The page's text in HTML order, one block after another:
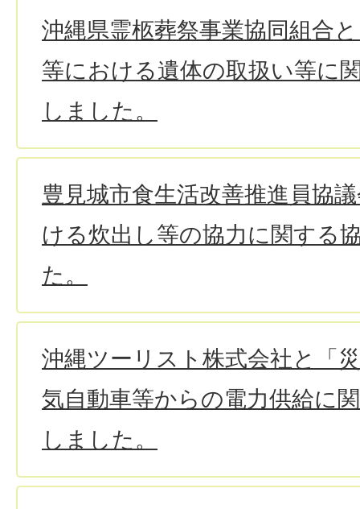
沖縄県霊柩葬祭事業協同組合
等における遺体の取扱い等に
しました。
豊見城市食生活改善推進員協
ける炊出し等の協力に関する
た。
沖縄ツーリスト株式会社と「
気自動車等からの電力供給に
しました。